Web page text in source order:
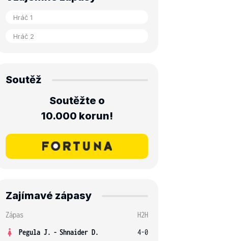
Soutěž
Soutěžte o
10.000 korun!
Zajímavé zápasy
Zápas
H2H
Pegula J. - Shnaider D.
4-0